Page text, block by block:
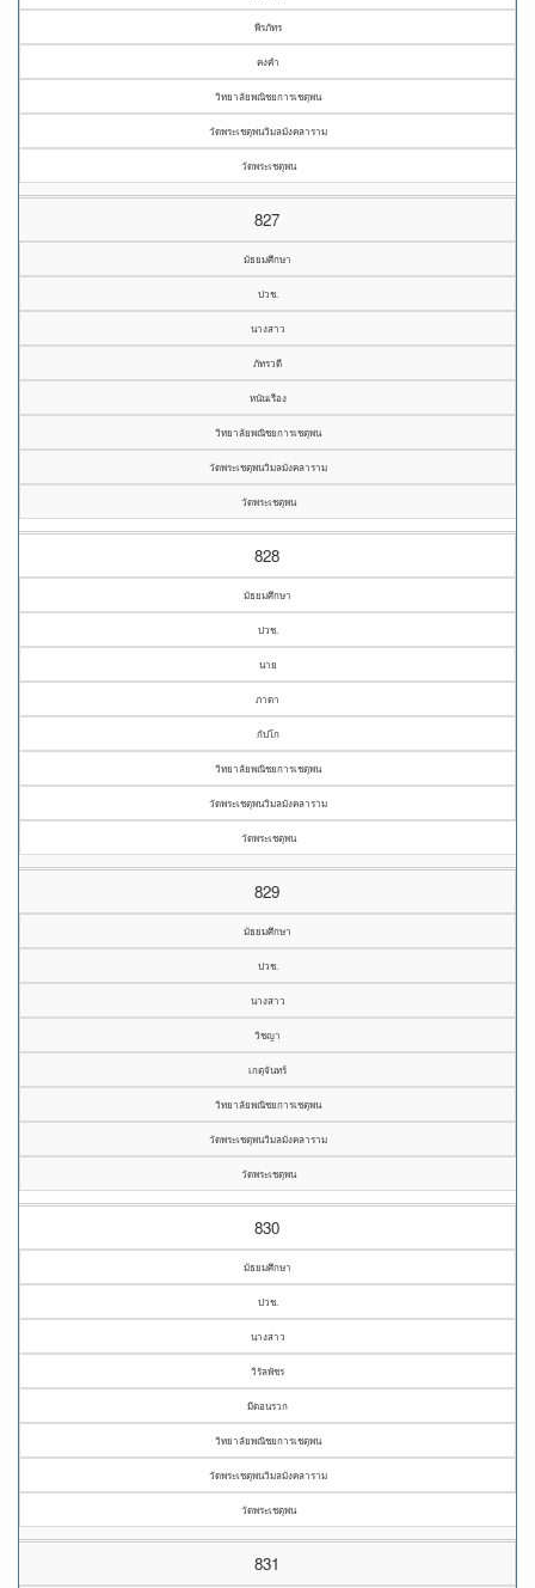
พีรภัทร
คงคำ
วิทยาลัยพณิชยการเชตุพน
วัดพระเชตุพนวิมลมังคลาราม
วัดพระเชตุพน
827
มัธยมศึกษา
ปวช.
นางสาว
ภัทรวดี
หนันเรือง
วิทยาลัยพณิชยการเชตุพน
วัดพระเชตุพนวิมลมังคลาราม
วัดพระเชตุพน
828
มัธยมศึกษา
ปวช.
นาย
ภาดา
กัปโก
วิทยาลัยพณิชยการเชตุพน
วัดพระเชตุพนวิมลมังคลาราม
วัดพระเชตุพน
829
มัธยมศึกษา
ปวช.
นางสาว
วิชญา
เกตุจันทร์
วิทยาลัยพณิชยการเชตุพน
วัดพระเชตุพนวิมลมังคลาราม
วัดพระเชตุพน
830
มัธยมศึกษา
ปวช.
นางสาว
วิรัลพัชร
มีดอนรวก
วิทยาลัยพณิชยการเชตุพน
วัดพระเชตุพนวิมลมังคลาราม
วัดพระเชตุพน
831